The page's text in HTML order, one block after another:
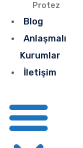
Protez
Blog
Anlaşmalı
Kurumlar
İletişim